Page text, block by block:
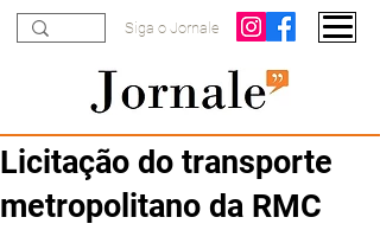
Siga o Jornale
Licitação do transporte
metropolitano da RMC